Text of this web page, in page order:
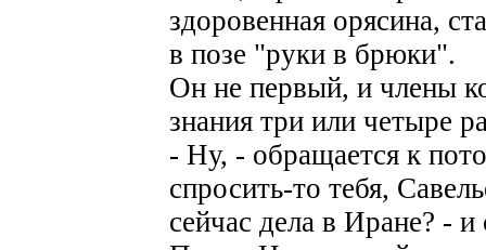
здоровенная орясина,
в позе "руки в брюки".
Он не первый, и члены
знания три или четыре
- Ну, - обращается к
спросить-то тебя,
сейчас дела в Иране? -